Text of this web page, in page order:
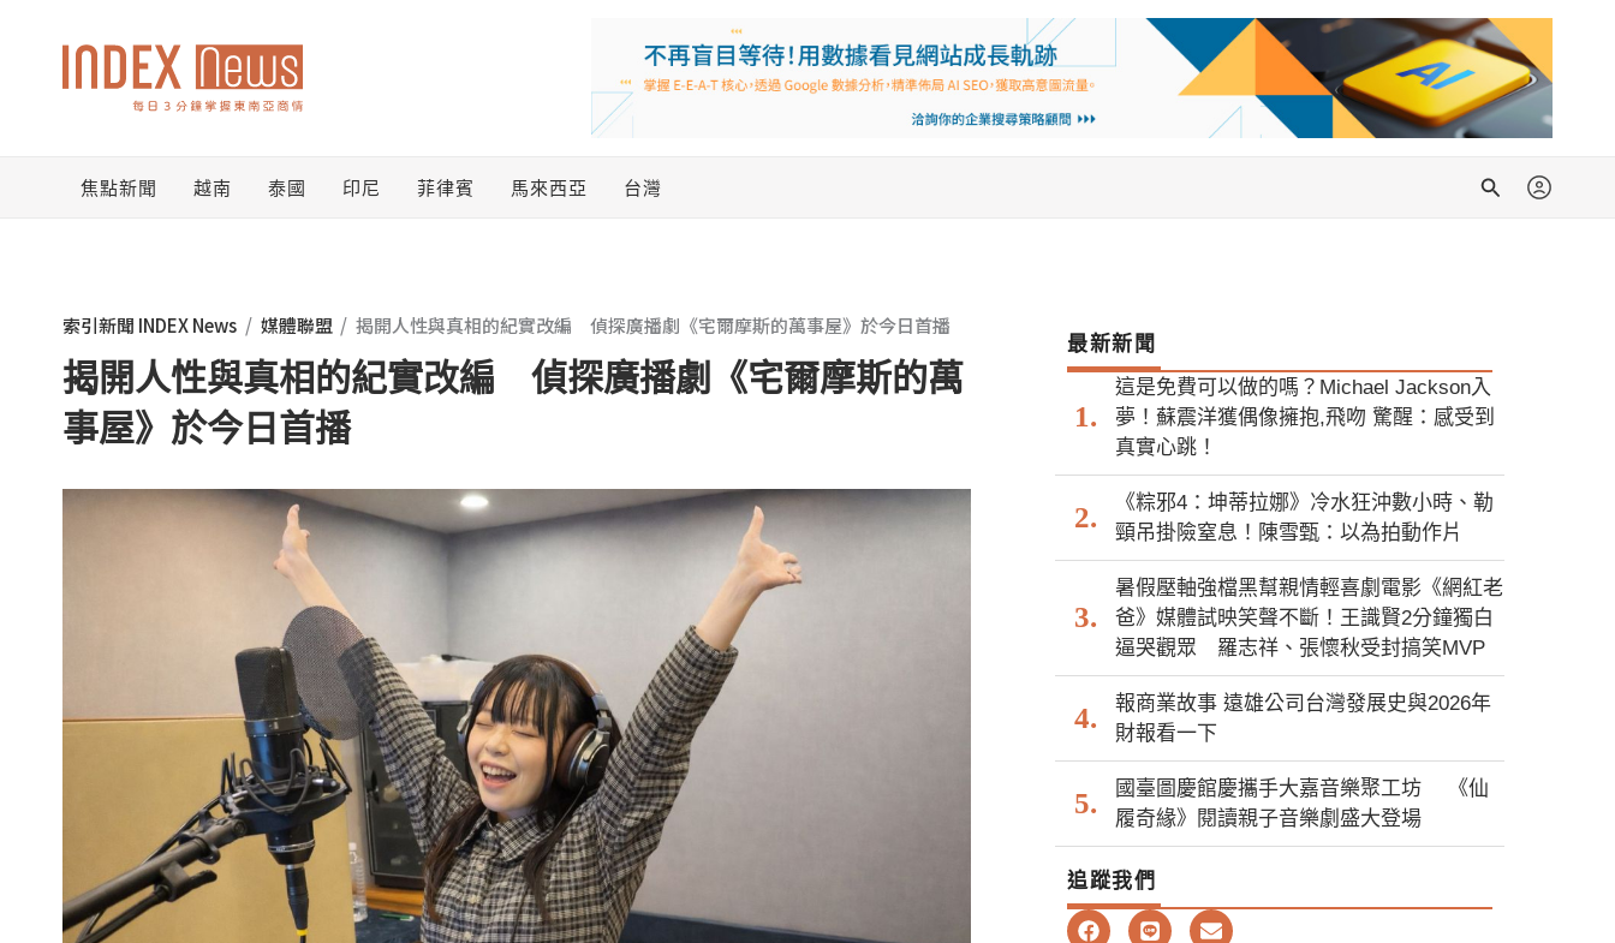
焦點新聞 越南 泰國 印尼 菲律賓 馬來西亞 台灣
搜
索引新聞 INDEX News / 媒體聯盟 / 揭開人性與真相的紀實改編 偵探廣播劇《宅爾摩斯的萬事屋》於今日首播
揭開人性與真相的紀實改編 偵探廣播劇《宅爾摩斯的萬
事屋》於今日首播
最新新聞
這是免費可以做的嗎？Michael Jackson入
夢！蘇震洋獲偶像擁抱,飛吻 驚醒：感受到
真實心跳！
《粽邪4：坤蒂拉娜》冷水狂沖數小時、勒
頸吊掛險窒息！陳雪甄：以為拍動作片
暑假壓軸強檔黑幫親情輕喜劇電影《網紅老
爸》媒體試映笑聲不斷！王識賢2分鐘獨白
逼哭觀眾 羅志祥、張懷秋受封搞笑MVP
報商業故事 遠雄公司台灣發展史與2026年
財報看一下
國臺圖慶館慶攜手大嘉音樂聚工坊 《仙
履奇緣》閱讀親子音樂劇盛大登場
追蹤我們
F
L
E